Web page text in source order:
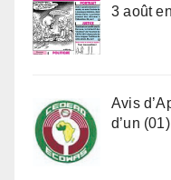
3 août
Avis
d’un